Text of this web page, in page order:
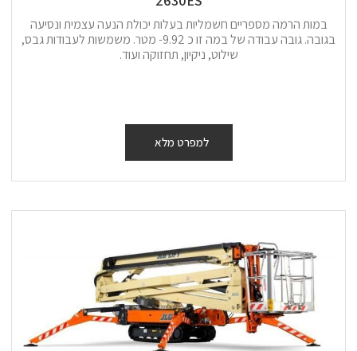
במות הרמה מספריים חשמליות בעלות יכולת הנעה עצמית ונסיעה
בגובה. גובה עבודה של במה זו כ 9.92- מטר. משמשות לעבודות גבס,
שילוט, ניקיון, תחזוקה ועוד.
למפרט מלא